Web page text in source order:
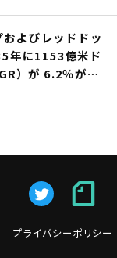
よびレッドドッ
年に1153億米ド
）が 6.2％が示
大
プライバシーポリシー